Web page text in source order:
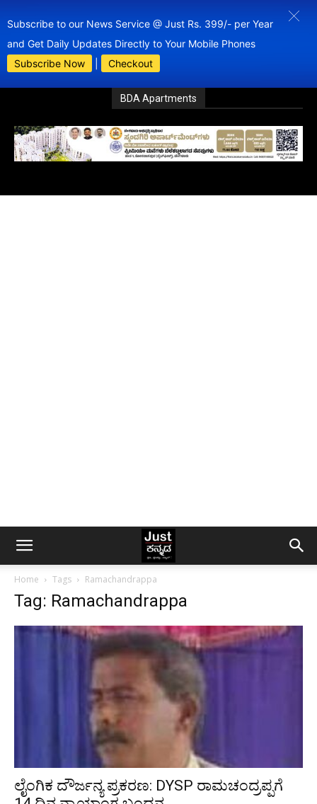
Subscribe to our News Service @ Just Rs. 399/- per Year
and Get Daily Updates Directly to Your Mobile Phones
Subscribe Now
Checkout
BDA Apartments
Home Tags Ramachandrappa
Tag: Ramachandrappa
ಲೈಂಗಿಕ ದೌರ್ಜನ್ಯ ಪ್ರಕರಣ: DYSP ರಾಮಚಂದ್ರಪ್ಪಗೆ